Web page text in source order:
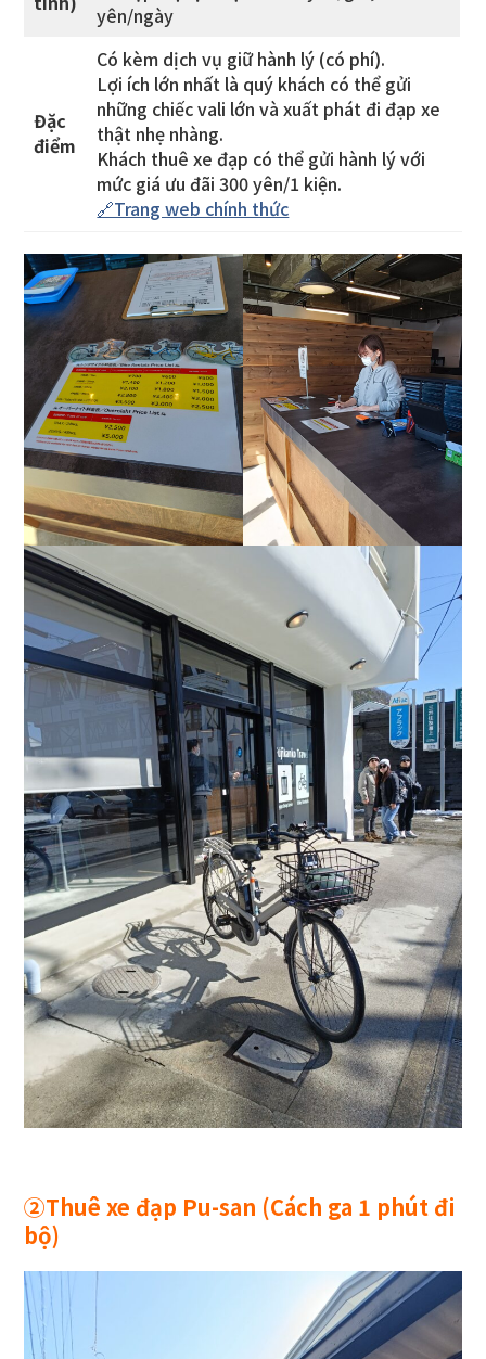
yên/ngày
Đặc
điểm
Có kèm dịch vụ giữ hành lý (có phí).
Lợi ích lớn nhất là quý khách có thể gửi
những chiếc vali lớn và xuất phát đi đạp xe
thật nhẹ nhàng.
Khách thuê xe đạp có thể gửi hành lý với
mức giá ưu đãi 300 yên/1 kiện.
🔗Trang web chính thức
②Thuê xe đạp Pu-san (Cách ga 1 phút đi
bộ)